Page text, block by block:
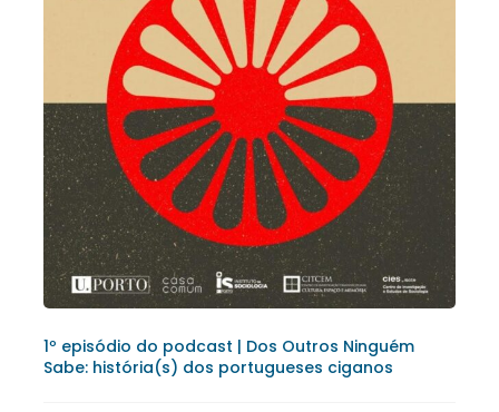
1º episódio do podcast | Dos Outros Ninguém
Sabe: história(s) dos portugueses ciganos